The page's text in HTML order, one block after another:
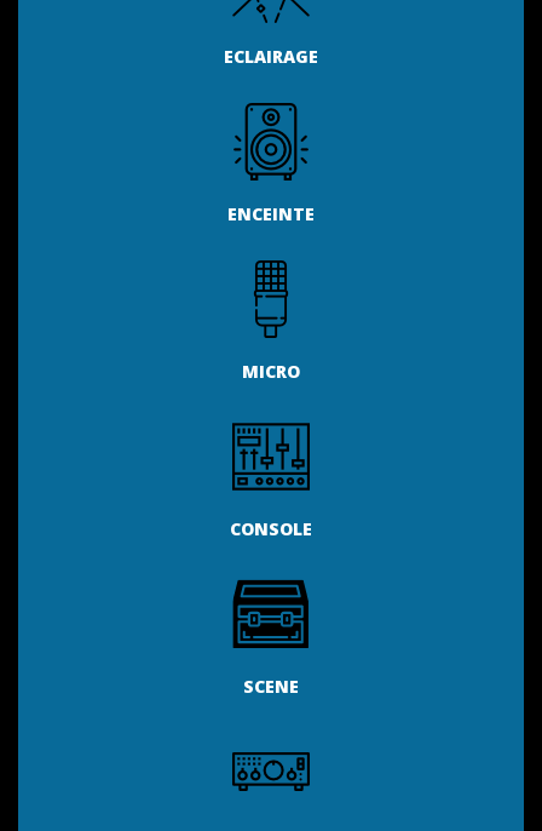
ECLAIRAGE
ENCEINTE
MICRO
CONSOLE
SCENE